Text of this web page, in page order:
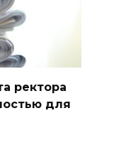
ректора
для